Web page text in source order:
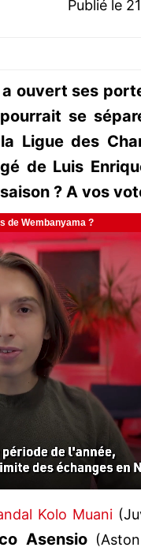
Publié le
ouvert ses
se
Ligue des
de Luis
? A vos
Kolo Muani
Asensio